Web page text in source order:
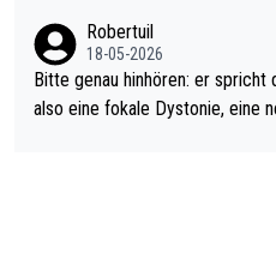
Robertuil
18-05-2026
Bitte genau hinhören: er spricht
also eine fokale Dystonie, eine